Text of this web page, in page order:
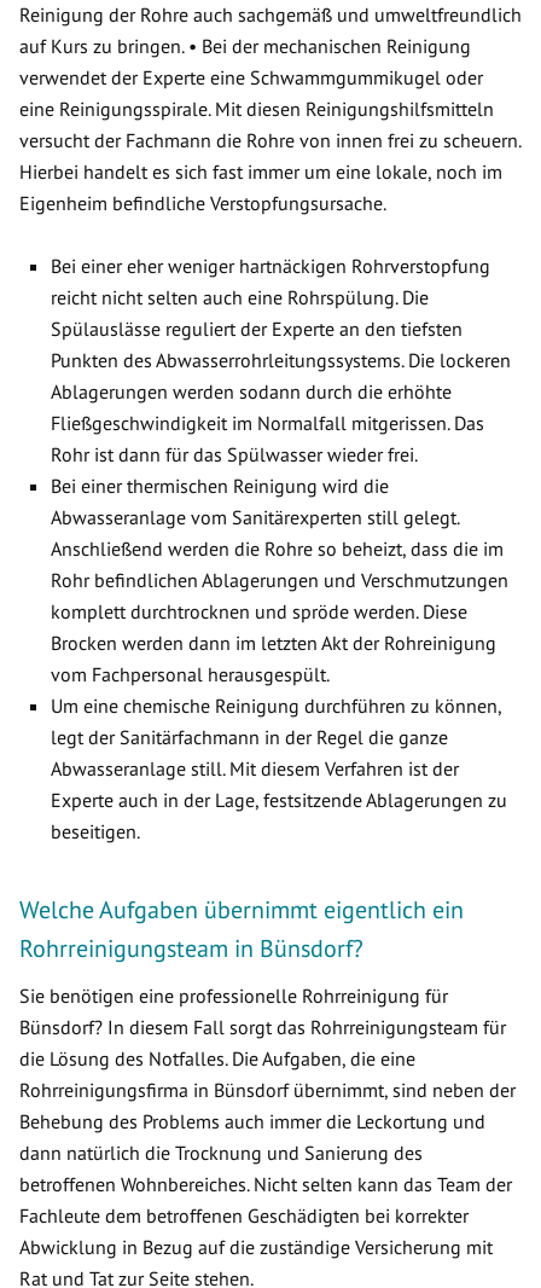
Reinigung der Rohre auch sachgemäß und umweltfreundlich
auf Kurs zu bringen. • Bei der mechanischen Reinigung
verwendet der Experte eine Schwammgummikugel oder
eine Reinigungsspirale. Mit diesen Reinigungshilfsmitteln
versucht der Fachmann die Rohre von innen frei zu scheuern.
Hierbei handelt es sich fast immer um eine lokale, noch im
Eigenheim befindliche Verstopfungsursache.
Bei einer eher weniger hartnäckigen Rohrverstopfung
reicht nicht selten auch eine Rohrspülung. Die
Spülauslässe reguliert der Experte an den tiefsten
Punkten des Abwasserrohrleitungssystems. Die lockeren
Ablagerungen werden sodann durch die erhöhte
Fließgeschwindigkeit im Normalfall mitgerissen. Das
Rohr ist dann für das Spülwasser wieder frei.
Bei einer thermischen Reinigung wird die
Abwasseranlage vom Sanitärexperten still gelegt.
Anschließend werden die Rohre so beheizt, dass die im
Rohr befindlichen Ablagerungen und Verschmutzungen
komplett durchtrocknen und spröde werden. Diese
Brocken werden dann im letzten Akt der Rohreinigung
vom Fachpersonal herausgespült.
Um eine chemische Reinigung durchführen zu können,
legt der Sanitärfachmann in der Regel die ganze
Abwasseranlage still. Mit diesem Verfahren ist der
Experte auch in der Lage, festsitzende Ablagerungen zu
beseitigen.
Welche Aufgaben übernimmt eigentlich ein
Rohrreinigungsteam in Bünsdorf?
Sie benötigen eine professionelle Rohrreinigung für
Bünsdorf? In diesem Fall sorgt das Rohrreinigungsteam für
die Lösung des Notfalles. Die Aufgaben, die eine
Rohrreinigungsfirma in Bünsdorf übernimmt, sind neben der
Behebung des Problems auch immer die Leckortung und
dann natürlich die Trocknung und Sanierung des
betroffenen Wohnbereiches. Nicht selten kann das Team der
Fachleute dem betroffenen Geschädigten bei korrekter
Abwicklung in Bezug auf die zuständige Versicherung mit
Rat und Tat zur Seite stehen.